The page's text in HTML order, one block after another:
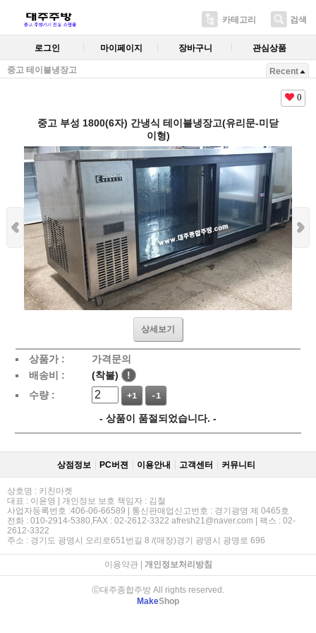
카테고리 검색
로그인 마이페이지 장바구니 관심상품
중고 테이블냉장고 Recent
0
중고 부성 1800(6자) 간냉식 테이블냉장고(유리문-미닫
이형)
상세보기
상품가 :
가격문의
배송비 :
(착불)
!
수량 :
+1 -1
- 상품이 품절되었습니다. -
상점정보 PC버젼 이용안내 고객센터 커뮤니티
상호명 : 키친마켓
대표 : 이윤영 | 개인정보 보호 책임자 : 김철
사업자등록번호 :406-06-66589 | 통신판매업신고번호 : 경기광명 제 0465호
전화 : 010-2914-5380,FAX : 02-2612-3322 afresh21@naver.com | 팩스 : 02-
2612-3322
주소 : 경기도 광명시 오리로651번길 8 /(매장)경기 광명시 광명로 696
이용약관| 개인정보처리방침
ⓒ대주종합주방 All rights reserved.
MakeShop